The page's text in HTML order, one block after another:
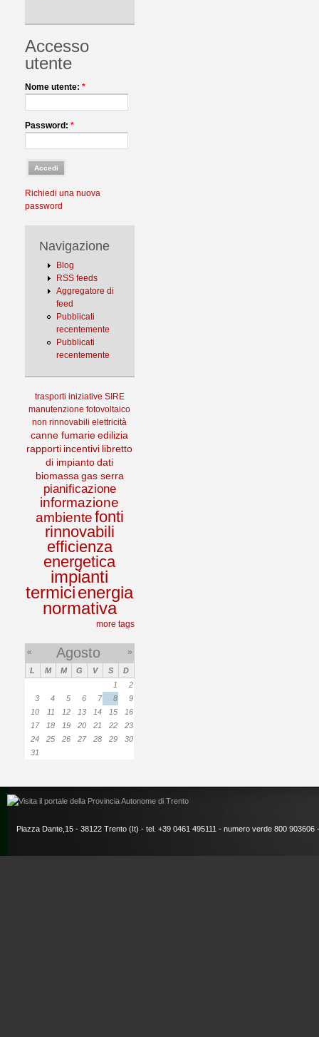
Accesso
utente
Nome utente: *
Password: *
Richiedi una nuova
password
Navigazione
Blog
RSS feeds
Aggregatore di
feed
Pubblicati
recentemente
Pubblicati
recentemente
trasporti iniziative SIRE
manutenzione fotovoltaico
non rinnovabili elettricità
canne fumarie edilizia
rapporti incentivi libretto
di impianto dati
biomassa gas serra
pianificazione
informazione
ambientefonti
rinnovabili
efficienza
energetica
impianti
termicienergia
normativa
more tags
« Agosto »
L M M G V S
D
1
2
3
4 5 6 7 8
9
10
11 12 13 14 15
16
17
18 19 20 21 22
23
24
25 26 27 28 29
30
31
Piazza Dante,15 - 38122 Trento (It) - tel. +39 0461 495111 - numero verde 800 903606